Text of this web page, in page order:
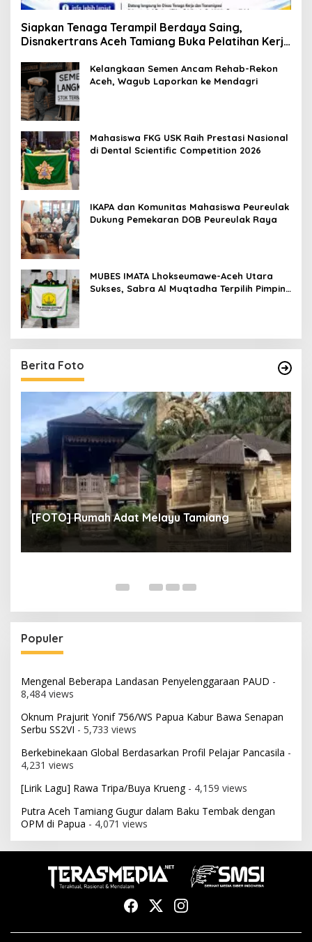
Siapkan Tenaga Terampil Berdaya Saing,
Disnakertrans Aceh Tamiang Buka Pelatihan Kerja
Kelangkaan Semen Ancam Rehab-Rekon
Aceh, Wagub Laporkan ke Mendagri
Mahasiswa FKG USK Raih Prestasi Nasional
di Dental Scientific Competition 2026
IKAPA dan Komunitas Mahasiswa Peureulak
Dukung Pemekaran DOB Peureulak Raya
MUBES IMATA Lhokseumawe-Aceh Utara
Sukses, Sabra Al Muqtadha Terpilih Pimpin
Berita Foto
[FOTO] Rumah Adat Melayu Tamiang
Populer
Mengenal Beberapa Landasan Penyelenggaraan PAUD -
8,484 views
Oknum Prajurit Yonif 756/WS Papua Kabur Bawa Senapan
Serbu SS2VI - 5,733 views
Berkebinekaan Global Berdasarkan Profil Pelajar Pancasila -
4,231 views
[Lirik Lagu] Rawa Tripa/Buya Krueng- 4,159 views
Putra Aceh Tamiang Gugur dalam Baku Tembak dengan
OPM di Papua - 4,071 views